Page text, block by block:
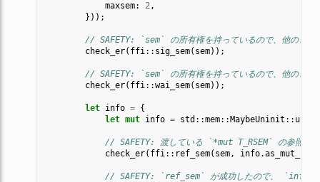
maxsem: 2,
}));
// SAFETY: `sem` の所有権を持っているので、他のコー
check_er( ffi:: sig_sem( sem));
// SAFETY: `sem` の所有権を持っているので、他のコー
check_er( ffi::wai_sem( sem));
let info = {
let mut info = std ::mem:: MaybeUninit ::
// SAFETY: 渡している `*mut T_RSEM` の参照先は
check_er( ffi:: ref_sem( sem, info.as_mut_ptr
// SAFETY: `ref_sem` が成功したので、 `info`